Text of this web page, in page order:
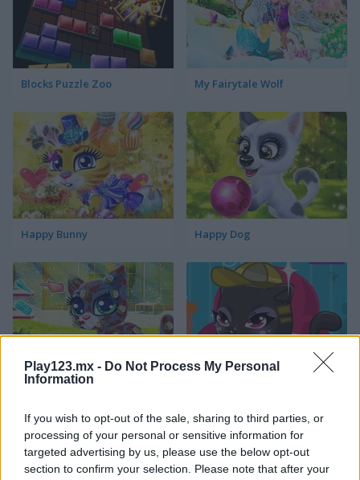
Play123.mx - Do Not Process My Personal
Information
If you wish to opt-out of the sale, sharing to third parties, or
processing of your personal or sensitive information for
targeted advertising by us, please use the below opt-out
section to confirm your selection. Please note that after your
Blocks Puzzle Zoo My Fairytale Wolf
Happy Bunny Happy Dog
Happy Cat
Categorías Relacionadas
juegos de pájaros